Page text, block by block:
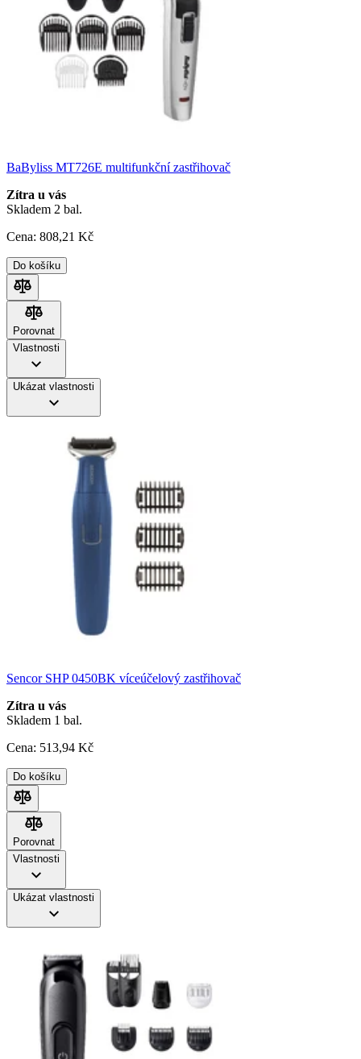
BaByliss MT726E multifunkční zastřihovač
Zítra u vás
Skladem 2 bal.
Cena: 808,21 Kč
Do košíku
Porovnat
Porovnat
Vlastnosti
Ukázat vlastnosti
Sencor SHP 0450BK víceúčelový zastřihovač
Zítra u vás
Skladem 1 bal.
Cena: 513,94 Kč
Do košíku
Porovnat
Porovnat
Vlastnosti
Ukázat vlastnosti